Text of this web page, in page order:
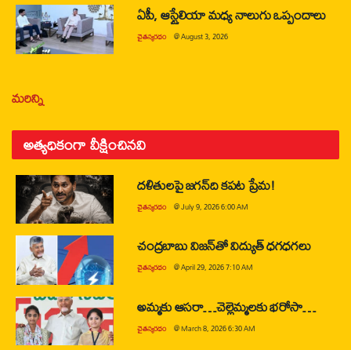
ఏపీ, ఆస్ట్రేలియా మధ్య నాలుగు ఒప్పందాలు
చైతన్యరధం @August 3, 2026
మరిన్ని
అత్యధికంగా వీక్షించినవి
దళితులపై జగన్‌ది కపట ప్రేమ!
చైతన్యరధం @July 9, 2026 6:00 AM
చంద్రబాబు విజన్‌తో విద్యుత్ ధగధగలు
చైతన్యరధం @April 29, 2026 7:10 AM
అమ్మకు ఆసరా…చెల్లెమ్మలకు భరోసా…
చైతన్యరధం @March 8, 2026 6:30 AM